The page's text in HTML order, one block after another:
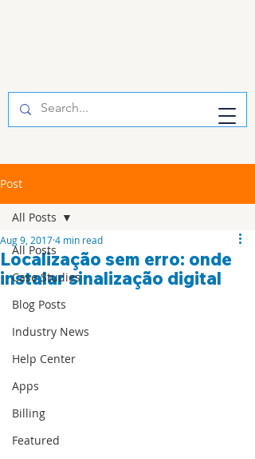
Post
All Posts
Case Studies
Blog Posts
Industry News
Help Center
Apps
Billing
Featured
All Posts
Localização sem erro: onde
instalar sinalização digital
Aug 9, 20174 min read